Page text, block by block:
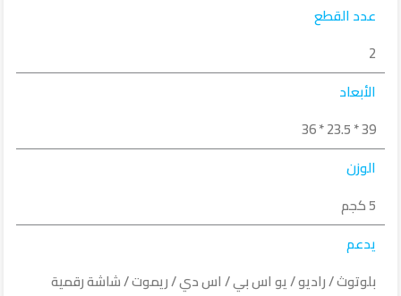
عدد القطع
2
الأبعاد
39 * 23.5 * 36
الوزن
5 كجم
يدعم
بلوتوث / راديو / يو اس بي / اس دي / ريموت / شاشة رقمية